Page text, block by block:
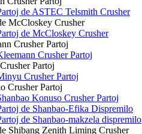
de ASTEC Telsmith Crusher
McCloskey Crusher
de McCloskey Crusher
Crusher Partoj
Crusher Partoj
Partoj
Crusher Partoj
Crusher Partoj
Konuso Crusher Partoj
de Shanbao-Efika Dispremilo
de Shanbao-makzela dispremilo
Shibang Zenith Liming Crusher